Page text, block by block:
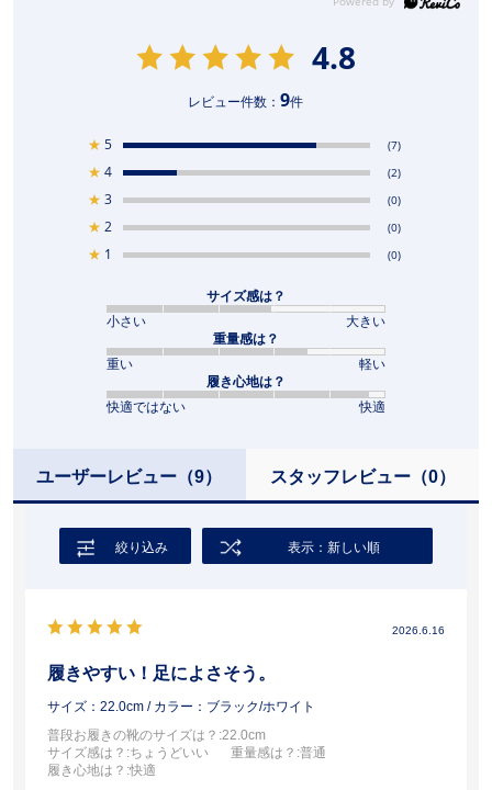
4.8
レビュー件数：9件
★ 5 (7)
★ 4 (2)
★ 3 (0)
★ 2 (0)
★ 1 (0)
サイズ感は？
小さい
大きい
重量感は？
重い
軽い
履き心地は？
快適ではない
快適
ユーザーレビュー （9） スタッフレビュー（0）
絞り込み 表示：新しい順
2026.6.16
履きやすい！足によさそう。
サイズ：22.0cm / カラー：ブラック/ホワイト
普段お履きの靴のサイズは？ :22.0cm
サイズ感は？ :ちょうどいい 重量感は？ :普通
履き心地は？ :快適